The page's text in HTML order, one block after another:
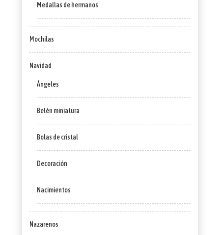
Medallas de hermanos
Mochilas
Navidad
Ángeles
Belén miniatura
Bolas de cristal
Decoración
Nacimientos
Nazarenos